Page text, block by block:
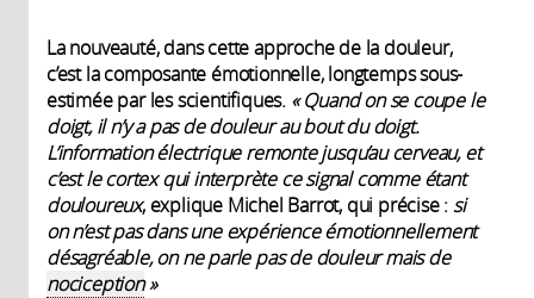
La nouveauté, dans cette approche de la douleur,
c’est la composante émotionnelle, longtemps sous-
estimée par les scientifiques. « Quand on se coupe le
doigt, il n’y a pas de douleur au bout du doigt.
L’information électrique remonte jusqu’au cerveau, et
c’est le cortex qui interprète ce signal comme étant
douloureux, explique Michel Barrot, qui précise : si
on n’est pas dans une expérience émotionnellement
désagréable, on ne parle pas de douleur mais de
nociception»